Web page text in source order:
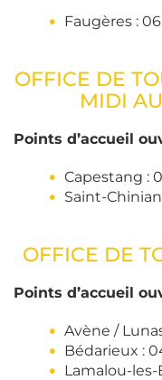
Faugères :
OFFICE DE
MIDI
Points d’accueil
Capestang :
Saint-
OFFICE DE
Points d’accueil
Avène /
Bédarieux :
Lamalou-les-